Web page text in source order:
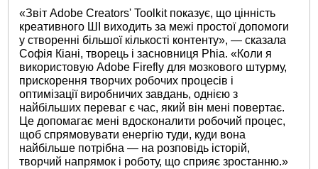
«Звіт Adobe Creators' Toolkit показує, що цінність
креативного ШІ виходить за межі простої допомоги
у створенні більшої кількості контенту», — сказала
Софія Кіані, творець і засновниця Phia. «Коли я
використовую Adobe Firefly для мозкового штурму,
прискорення творчих робочих процесів і
оптимізації виробничих завдань, однією з
найбільших переваг є час, який він мені повертає.
Це допомагає мені вдосконалити робочий процес,
щоб спрямовувати енергію туди, куди вона
найбільше потрібна — на розповідь історій,
творчий напрямок і роботу, що сприяє зростанню.»